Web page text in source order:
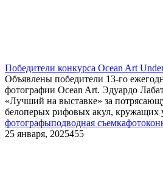
Победители конкурса Ocean Art
Объявлены победители 13-го
фотографии Ocean Art. Эдуардо
«Лучший на выставке» за
белоперых рифовых акул, кружащих
фотографыподводная съемка
25 января, 2025455